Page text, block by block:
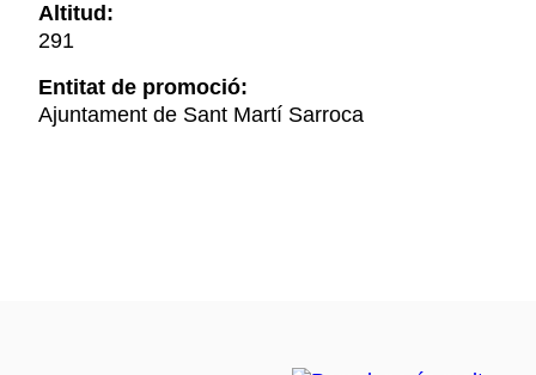
Altitud:
291
Entitat de promoció:
Ajuntament de Sant Martí Sarroca